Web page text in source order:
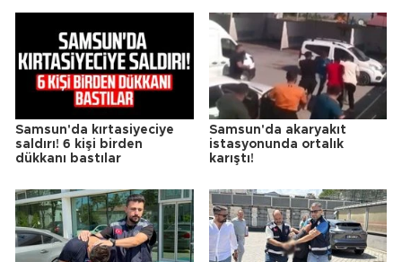
Samsun'da kırtasiyeciye
saldırı! 6 kişi birden
dükkanı bastılar
Samsun'da akaryakıt
istasyonunda ortalık
karıştı!